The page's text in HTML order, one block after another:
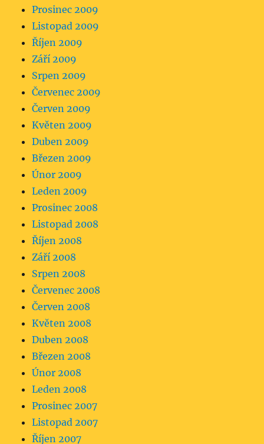
Prosinec 2009
Listopad 2009
Říjen 2009
Září 2009
Srpen 2009
Červenec 2009
Červen 2009
Květen 2009
Duben 2009
Březen 2009
Únor 2009
Leden 2009
Prosinec 2008
Listopad 2008
Říjen 2008
Září 2008
Srpen 2008
Červenec 2008
Červen 2008
Květen 2008
Duben 2008
Březen 2008
Únor 2008
Leden 2008
Prosinec 2007
Listopad 2007
Říjen 2007